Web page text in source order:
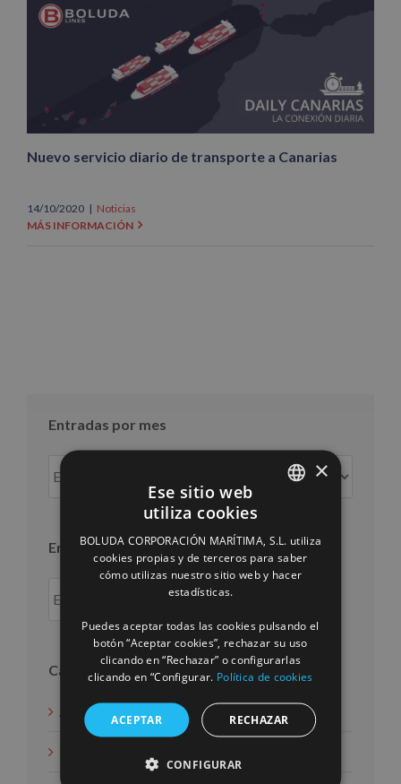
Nuevo servicio diario de transporte a Canarias
14/10/2020 | Noticias
MÁS INFORMACIÓN
Entradas por mes
Entradas
por
Entradas por año
Categorías
Acción social
ENGLISH
FRENCH
×
Ese sitio web
utiliza cookies
BOLUDA CORPORACIÓN MARÍTIMA, S.L. utiliza
cookies propias y de terceros para saber
cómo utilizas nuestro sitio web y hacer
estadísticas.
Puedes aceptar todas las cookies pulsando el
botón “Aceptar cookies”, rechazar su uso
clicando en “Rechazar” o configurarlas
clicando en “Configurar. Política de cookies
ACEPTAR RECHAZAR
CONFIGURAR